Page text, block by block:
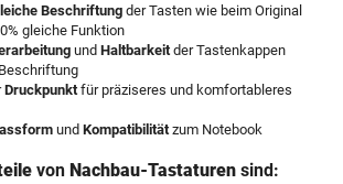
Beschriftung der Tasten wie beim Original
gleiche Funktion
und Haltbarkeitder Tastenkappen
Druckpunktfür präziseres und komfortableres
und Kompatibilitätzum Notebook
von Nachbau-Tastaturen sind: